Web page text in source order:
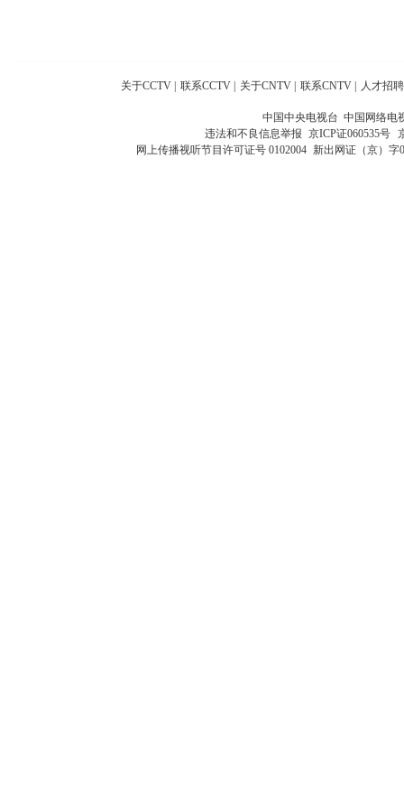
关于CCTV | 联系CCTV | 关于CNTV | 联系CNTV | 人才招聘
中国中央电视台 中国网络电
违法和不良信息举报 京ICP证060535号
网上传播视听节目许可证号 0102004 新出网证（京）